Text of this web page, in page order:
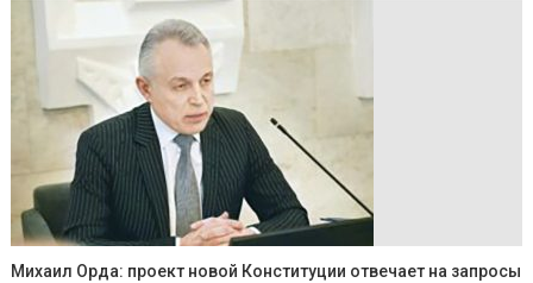
Михаил Орда: проект новой Конституции отвечает на запросы